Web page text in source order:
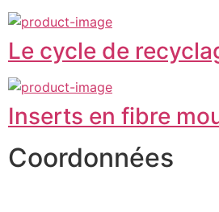
Le cycle de
Inserts en fibre
Coordonnées